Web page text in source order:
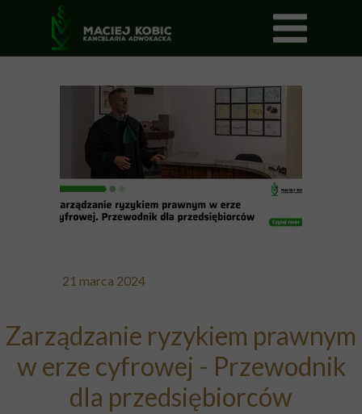
21 marca 2024
Zarządzanie ryzykiem prawnym
w erze cyfrowej - Przewodnik
dla przedsiębiorców